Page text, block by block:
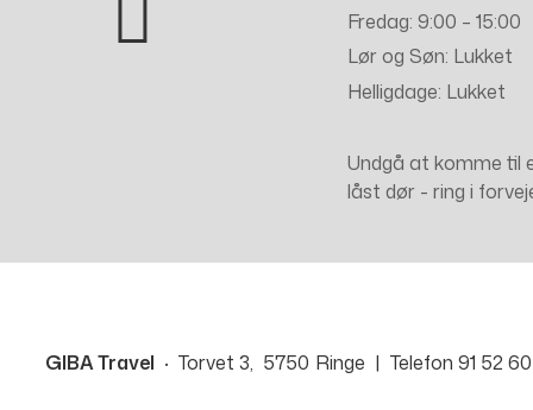
Fredag: 9:00 – 15:00
Lør og Søn: Lukket
Helligdage: Lukket
Undgå at komme til
låst dør - ring i
GIBA Travel Torvet 3 5750 Ringe Telefon91 52